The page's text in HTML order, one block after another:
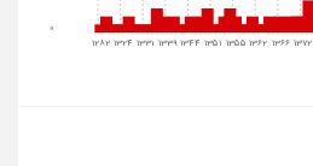
1282 1324 1331 13391344 1351 1355 1362 1366 1372